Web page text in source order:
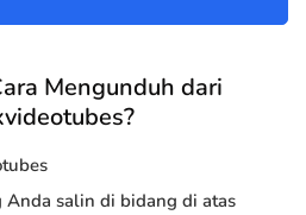
Mengunduh dari
Anda salin di bidang di atas